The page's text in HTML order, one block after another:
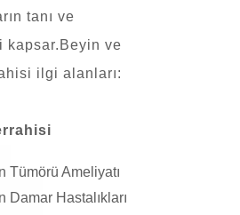
tanı ve
kapsar.Beyin ve
ilgi alanları:
Tümörü Ameliyatı
Damar Hastalıkları